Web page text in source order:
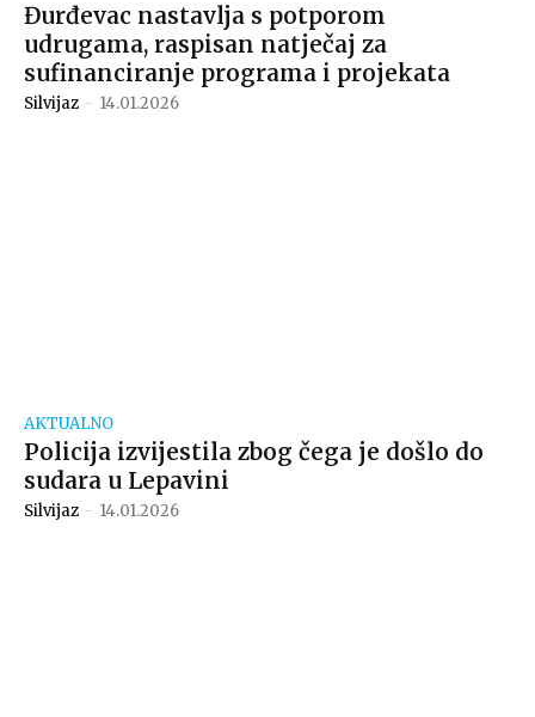
Đurđevac nastavlja s potporom
udrugama, raspisan natječaj za
sufinanciranje programa i projekata
Silvijaz - 14.01.2026
AKTUALNO
Policija izvijestila zbog čega je došlo do
sudara u Lepavini
Silvijaz - 14.01.2026